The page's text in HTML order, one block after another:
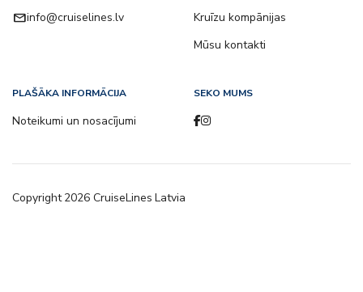
emailinfo@cruiselines.lv
Kruīzu kompānijas
Mūsu kontakti
PLAŠĀKA INFORMĀCIJA
Noteikumi un nosacījumi
SEKO MUMS
Copyright2026 CruiseLines Latvia